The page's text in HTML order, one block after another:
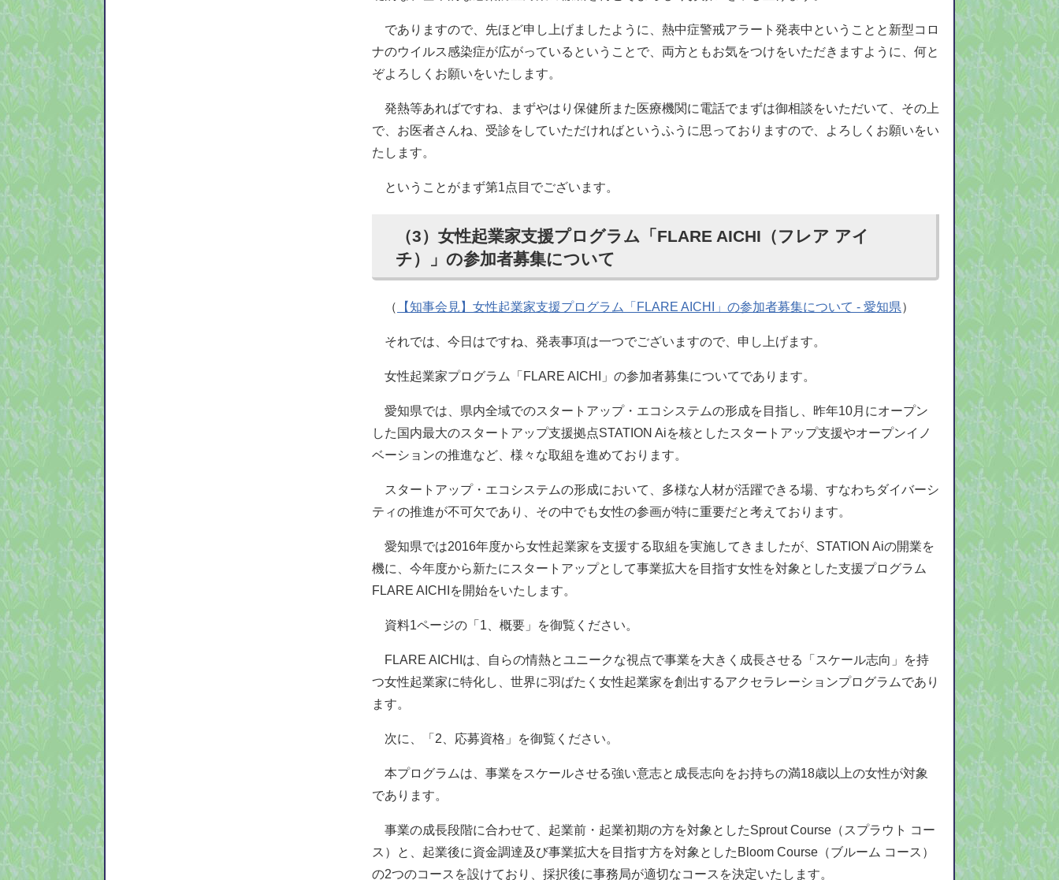
でありますので、先ほど申し上げましたように、熱中症警戒アラート発表中ということと新型コロ
ナのウイルス感染症が広がっているということで、両方ともお気をつけをいただきますように、何と
ぞよろしくお願いをいたします。
発熱等あればですね、まずやはり保健所また医療機関に電話でまずは御相談をいただいて、その上
で、お医者さんね、受診をしていただければというふうに思っておりますので、よろしくお願いをい
たします。
ということがまず第1点目でございます。
（3）女性起業家支援プログラム「FLARE AICHI（フレア アイ
チ）」の参加者募集について
（ 【知事会見】女性起業家支援プログラム「FLARE AICHI」の参加者募集について - 愛知県）
それでは、今日はですね、発表事項は一つでございますので、申し上げます。
女性起業家プログラム「FLARE AICHI」の参加者募集についてであります。
愛知県では、県内全域でのスタートアップ・エコシステムの形成を目指し、昨年10月にオープン
した国内最大のスタートアップ支援拠点STATION Aiを核としたスタートアップ支援やオープンイノ
ベーションの推進など、様々な取組を進めております。
スタートアップ・エコシステムの形成において、多様な人材が活躍できる場、すなわちダイバーシ
ティの推進が不可欠であり、その中でも女性の参画が特に重要だと考えております。
愛知県では2016年度から女性起業家を支援する取組を実施してきましたが、STATION Aiの開業を
機に、今年度から新たにスタートアップとして事業拡大を目指す女性を対象とした支援プログラム
FLARE AICHIを開始をいたします。
資料1ページの「1、概要」を御覧ください。
FLARE AICHIは、自らの情熱とユニークな視点で事業を大きく成長させる「スケール志向」を持
つ女性起業家に特化し、世界に羽ばたく女性起業家を創出するアクセラレーションプログラムであり
ます。
次に、「2、応募資格」を御覧ください。
本プログラムは、事業をスケールさせる強い意志と成長志向をお持ちの満18歳以上の女性が対象
であります。
事業の成長段階に合わせて、起業前・起業初期の方を対象としたSprout Course（スプラウト コー
ス）と、起業後に資金調達及び事業拡大を目指す方を対象としたBloom Course（ブルーム コース）
の2つのコースを設けており、採択後に事務局が適切なコースを決定いたします。